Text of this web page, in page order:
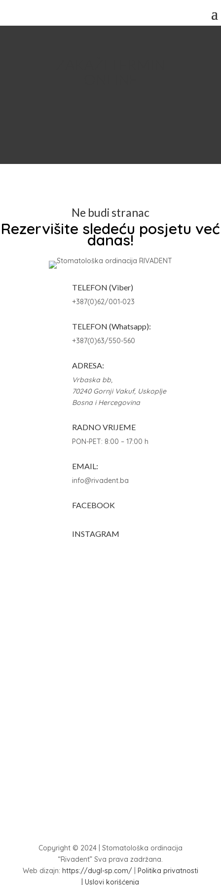
Ne budi stranac
Rezervišite sledeću posjetu već
danas!
TELEFON (Viber)
+387(0)62/001-023
TELEFON (Whatsapp):
+387(0)63/550-560
ADRESA:
Vrbaska bb,
70240 Gornji Vakuf, Uskoplje
Bosna i Hercegovina
RADNO VRIJEME
PON-PET: 8:00 – 17:00 h
EMAIL:
info@rivadent.ba
FACEBOOK
INSTAGRAM
Copyright © 2024 | Stomatološka ordinacija
“Rivadent” Sva prava zadržana.
Web dizajn: https://dugl-sp.com/
Politika privatnosti
Uslovi korišćenja